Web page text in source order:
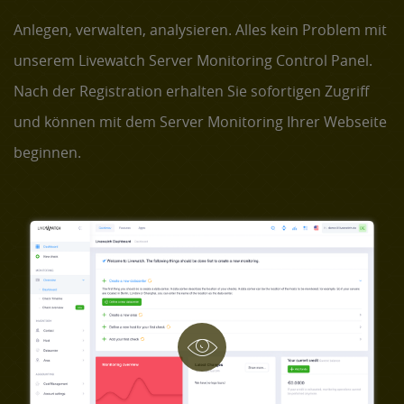
Anlegen, verwalten, analysieren. Alles kein Problem mit
unserem Livewatch Server Monitoring Control Panel.
Nach der Registration erhalten Sie sofortigen Zugriff
und können mit dem Server Monitoring Ihrer Webseite
beginnen.